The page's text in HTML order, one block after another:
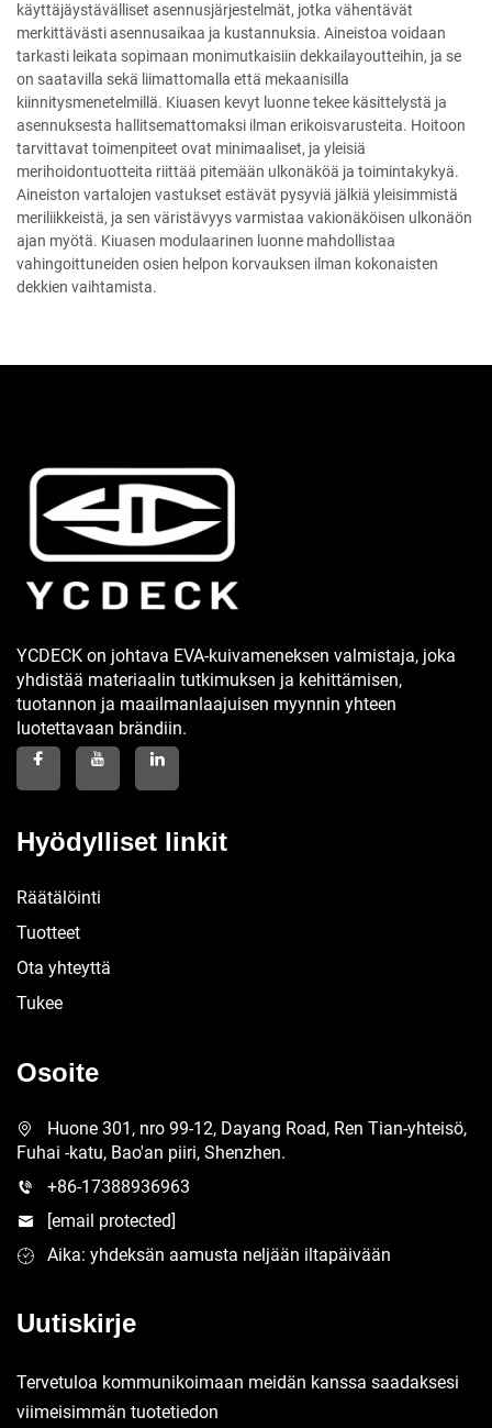
käyttäjäystävälliset asennusjärjestelmät, jotka vähentävät
merkittävästi asennusaikaa ja kustannuksia. Aineistoa voidaan
tarkasti leikata sopimaan monimutkaisiin dekkailayoutteihin, ja se
on saatavilla sekä liimattomalla että mekaanisilla
kiinnitysmenetelmillä. Kiuasen kevyt luonne tekee käsittelystä ja
asennuksesta hallitsemattomaksi ilman erikoisvarusteita. Hoitoon
tarvittavat toimenpiteet ovat minimaaliset, ja yleisiä
merihoidontuotteita riittää pitemään ulkonäköä ja toimintakykyä.
Aineiston vartalojen vastukset estävät pysyviä jälkiä yleisimmistä
meriliikkeistä, ja sen väristävyys varmistaa vakionäköisen ulkonäön
ajan myötä. Kiuasen modulaarinen luonne mahdollistaa
vahingoittuneiden osien helpon korvauksen ilman kokonaisten
dekkien vaihtamista.
YCDECK on johtava EVA-kuivameneksen valmistaja, joka
yhdistää materiaalin tutkimuksen ja kehittämisen,
tuotannon ja maailmanlaajuisen myynnin yhteen
luotettavaan brändiin.
Hyödylliset linkit
Räätälöinti
Tuotteet
Ota yhteyttä
Tukee
Osoite
Huone 301, nro 99-12, Dayang Road, Ren Tian-yhteisö,
Fuhai -katu, Bao'an piiri, Shenzhen.
+86-17388936963
[email protected]
Aika: yhdeksän aamusta neljään iltapäivään
Uutiskirje
Tervetuloa kommunikoimaan meidän kanssa saadaksesi
viimeisimmän tuotetiedon